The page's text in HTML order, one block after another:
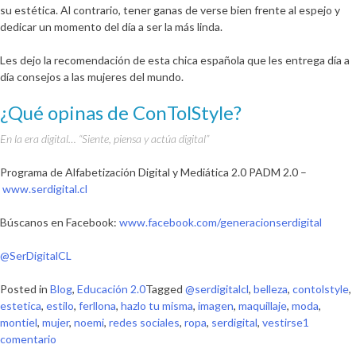
su estética. Al contrario, tener ganas de verse bien frente al espejo y
dedicar un momento del día a ser la más linda.
Les dejo la recomendación de esta chica española que les entrega día a
día consejos a las mujeres del mundo.
¿Qué opinas de ConTolStyle?
En la era digital… “Siente, piensa y actúa digital”
Programa de Alfabetización Digital y Mediática 2.0 PADM 2.0 –
www.serdigital.cl
Búscanos en Facebook: www.facebook.com/generacionserdigital
@SerDigitalCL
Posted in Blog, Educación 2.0Tagged @serdigitalcl, belleza, contolstyle,
estetica, estilo, ferllona, hazlo tu misma, imagen, maquillaje, moda,
montiel, mujer, noemi, redes sociales, ropa, serdigital, vestirse1
comentario